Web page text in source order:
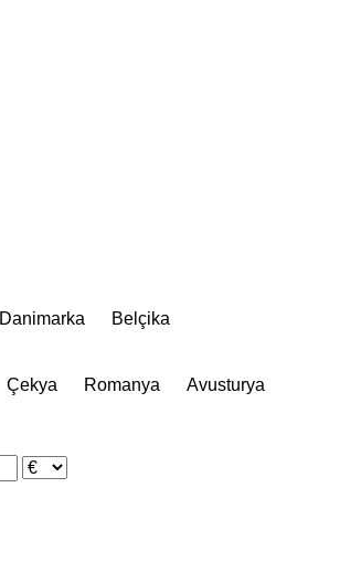
Danimarka
Belçika
Çekya Romanya
Avusturya